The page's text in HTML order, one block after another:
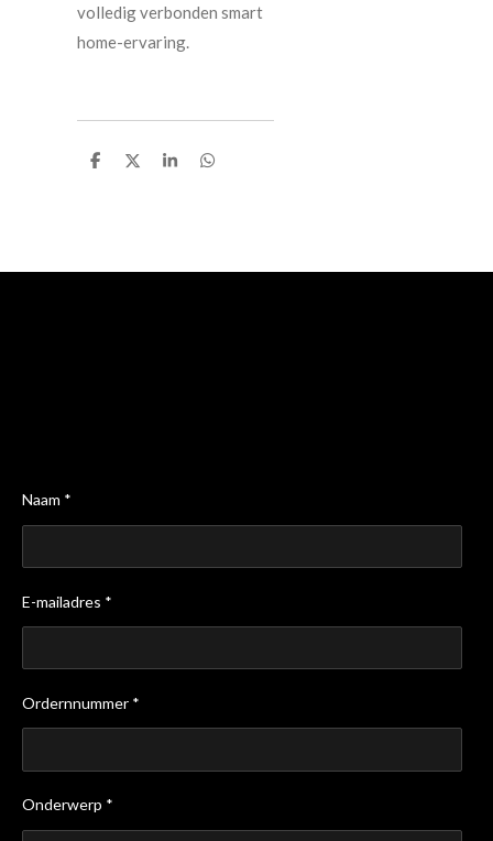
volledig verbonden smart
home-ervaring.
D
D
S
D
Naam *
E-mailadres *
Ordernnummer *
Onderwerp *